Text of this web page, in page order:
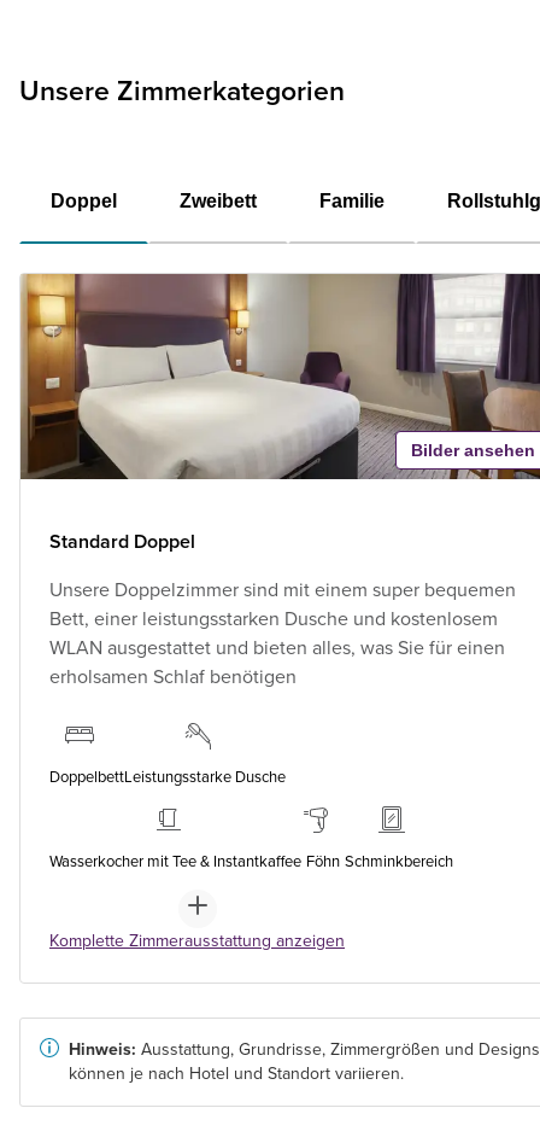
Unsere Zimmerkategorien
Doppel Zweibett Familie
Bilder ansehen
Standard Doppel
Unsere Doppelzimmer sind mit einem super bequemen
Bett, einer leistungsstarken Dusche und kostenlosem
WLAN ausgestattet und bieten alles, was Sie für einen
erholsamen Schlaf benötigen
DoppelbettLeistungsstarke Dusche
Wasserkocher mit Tee & Instantkaffee Föhn Schminkbereich
Komplette Zimmerausstattung anzeigen
Hinweis: Ausstattung, Grundrisse, Zimmergrößen und Designs
können je nach Hotel und Standort variieren.